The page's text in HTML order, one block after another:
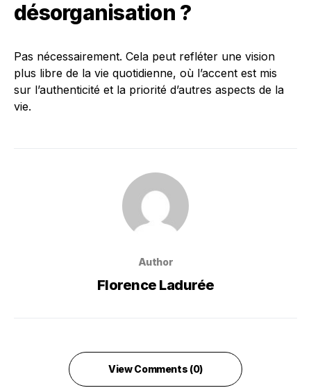
désorganisation ?
Pas nécessairement. Cela peut refléter une vision
plus libre de la vie quotidienne, où l’accent est mis
sur l’authenticité et la priorité d’autres aspects de la
vie.
Author
Florence Ladurée
View Comments (0)